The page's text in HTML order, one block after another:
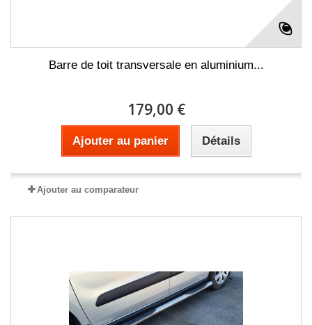
Barre de toit transversale en aluminium...
179,00 €
Ajouter au panier Détails
Ajouter au comparateur